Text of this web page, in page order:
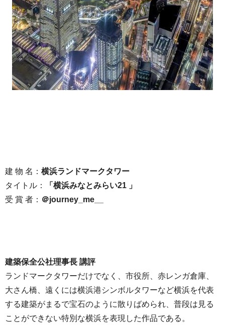
建 物 名： 横浜ランドマークタワー
タイトル：
「横浜みなとみらい21 」
受 賞 者： ＠journey_me__
建築保全公社理事長 講評
ランドマークタワーだけでなく、市役所、赤レンガ倉庫、
大さん橋、遠くには横浜港シンボルタワーなど横浜を代表
する建築がまるで宝石のように散りばめられ、普段は見る
ことができない特別な横浜を表現した作品である。